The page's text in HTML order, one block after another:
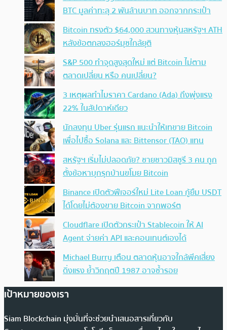
BTC มูลค่าทะลุ 2 พันล้านบาท ออกจากกระเป๋า
Bitcoin ทรงตัว $64,000 สวนทางหุ้นสหรัฐฯ ATH
หลังข้อตกลงฮอร์มุซใกล้ยุติ
S&P 500 ทำจุดสูงสุดใหม่ แต่ Bitcoin ไม่ตาม
ตลาดเปลี่ยน หรือ คนเปลี่ยน?
3 เหตุผลทำไมราคา Cardano (Ada) ถึงพุ่งแรง
22% ในสัปดาห์เดียว
นักลงทุน Uber รุ่นแรก แนะนำให้เทขาย Bitcoin
เพื่อไปซื้อ Solana และ Bittensor (TAO) แทน
สหรัฐฯ เริ่มไม่ปลอดภัย? ชายชาวมิสซูรี 3 คน ถูก
ตั้งข้อหาบุกรุกบ้านขโมย Bitcoin
Binance เปิดตัวฟีเจอร์ใหม่ Lite Loan กู้ยืม USDT
ได้โดยไม่ต้องขาย Bitcoin จากพอร์ต
Cloudflare เปิดตัวกระเป๋า Stablecoin ให้ AI
Agent จ่ายค่า API และคอนเทนต์เองได้
Michael Burry เตือน ตลาดหุ้นอาจใกล้พีคเสี่ยง
ดิ่งแรง ย้ำวิกฤตปี 1987 อาจซ้ำรอย
เป้าหมายของเรา
Siam Blockchain มุ่งมั่นที่จะช่วยนำเสนอสารเกี่ยวกับ